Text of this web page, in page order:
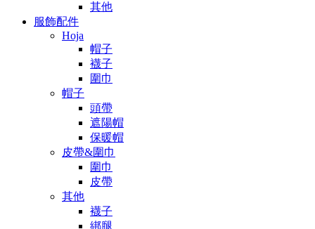
其他
服飾配件
Hoja
帽子
襪子
圍巾
帽子
頭帶
遮陽帽
保暖帽
皮帶&圍巾
圍巾
皮帶
其他
襪子
綁腿